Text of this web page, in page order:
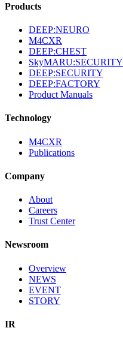
Products
DEEP:NEURO
M4CXR
DEEP:CHEST
SkyMARU:SECURITY
DEEP:SECURITY
DEEP:FACTORY
Product Manuals
Technology
M4CXR
Publications
Company
About
Careers
Trust Center
Newsroom
Overview
NEWS
EVENT
STORY
IR